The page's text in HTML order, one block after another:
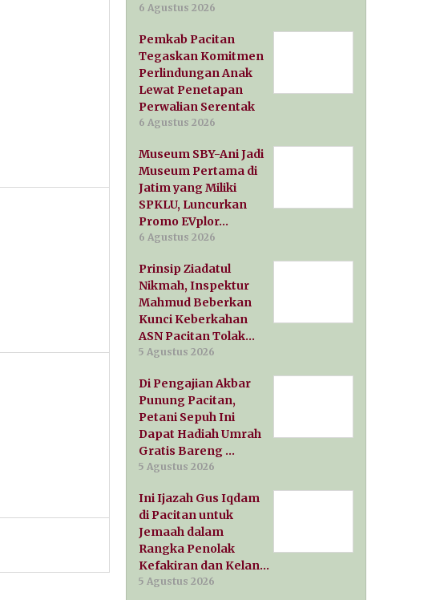
6 Agustus 2026
Pemkab Pacitan
Tegaskan Komitmen
Perlindungan Anak
Lewat Penetapan
Perwalian Serentak
6 Agustus 2026
Museum SBY-Ani Jadi
Museum Pertama di
Jatim yang Miliki
SPKLU, Luncurkan
Promo EVplor…
6 Agustus 2026
Prinsip Ziadatul
Nikmah, Inspektur
Mahmud Beberkan
Kunci Keberkahan
ASN Pacitan Tolak…
5 Agustus 2026
Di Pengajian Akbar
Punung Pacitan,
Petani Sepuh Ini
Dapat Hadiah Umrah
Gratis Bareng …
5 Agustus 2026
Ini Ijazah Gus Iqdam
di Pacitan untuk
Jemaah dalam
Rangka Penolak
Kefakiran dan Kelan…
5 Agustus 2026